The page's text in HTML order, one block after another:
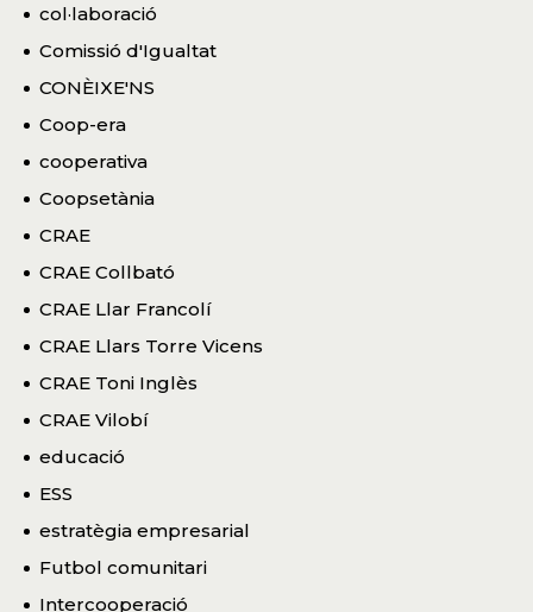
col·laboració
Comissió d'Igualtat
CONÈIXE'NS
Coop-era
cooperativa
Coopsetània
CRAE
CRAE Collbató
CRAE Llar Francolí
CRAE Llars Torre Vicens
CRAE Toni Inglès
CRAE Vilobí
educació
ESS
estratègia empresarial
Futbol comunitari
Intercooperació